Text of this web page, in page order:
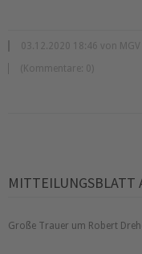
03.12.2020 18:46 von
(Kommentare: 0)
MITTEILUNGSBLATT
Große Trauer um Robert